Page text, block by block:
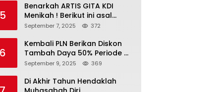
5
Benarkah ARTIS GITA KDI
Menikah ! Berikut ini asal
calon suaminya dan intip
September 7, 2025 372
6
Kembali PLN Berikan Diskon
Tambah Daya 50% Periode 4-
17 September, Cek
September 9, 2025 369
Di Akhir Tahun Hendaklah